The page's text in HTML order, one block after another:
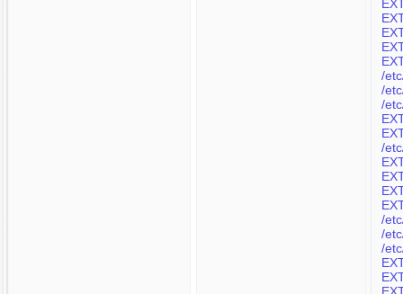
/
/
/
/
/
/
/